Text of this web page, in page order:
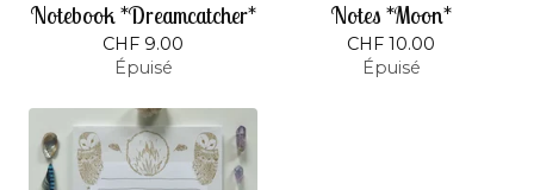
Notebook *Dreamcatcher*
CHF 9.00
Épuisé
Notes *Moon*
CHF 10.00
Épuisé